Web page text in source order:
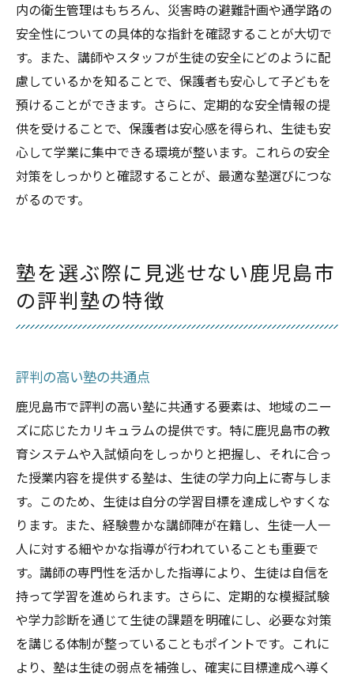
内の衛生管理はもちろん、災害時の避難計画や通学路の
安全性についての具体的な指針を確認することが大切で
す。また、講師やスタッフが生徒の安全にどのように配
慮しているかを知ることで、保護者も安心して子どもを
預けることができます。さらに、定期的な安全情報の提
供を受けることで、保護者は安心感を得られ、生徒も安
心して学業に集中できる環境が整います。これらの安全
対策をしっかりと確認することが、最適な塾選びにつな
がるのです。
塾を選ぶ際に見逃せない鹿児島市
の評判塾の特徴
評判の高い塾の共通点
鹿児島市で評判の高い塾に共通する要素は、地域のニー
ズに応じたカリキュラムの提供です。特に鹿児島市の教
育システムや入試傾向をしっかりと把握し、それに合っ
た授業内容を提供する塾は、生徒の学力向上に寄与しま
す。このため、生徒は自分の学習目標を達成しやすくな
ります。また、経験豊かな講師陣が在籍し、生徒一人一
人に対する細やかな指導が行われていることも重要で
す。講師の専門性を活かした指導により、生徒は自信を
持って学習を進められます。さらに、定期的な模擬試験
や学力診断を通じて生徒の課題を明確にし、必要な対策
を講じる体制が整っていることもポイントです。これに
より、塾は生徒の弱点を補強し、確実に目標達成へ導く